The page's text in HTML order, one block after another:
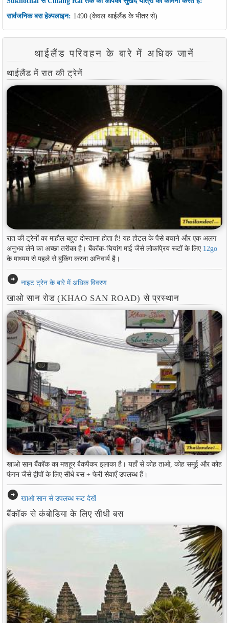
सार्वजनिक बस हेल्पलाइन: 1490 (केवल थाईलैंड के भीतर से)
थाईलैंड परिवहन के बारे में अधिक जानें
थाईलैंड में रात की ट्रेनें
रात की ट्रेनों का माहौल बहुत दोस्ताना होता है! यह होटल के पैसे बचाने और एक अलग
अनुभव लेने का अच्छा तरीका है। बैंकॉक-चियांग माई जैसे लोकप्रिय रूटों के लिए 12go
के माध्यम से पहले से बुकिंग करना अनिवार्य है।
arrow_circle_right नाइट ट्रेन के बारे में अधिक विवरण
खाओ सान रोड (KHAO SAN ROAD) से प्रस्थान
खाओ सान बैंकॉक का मशहूर बैकपैकर इलाका है। यहाँ से कोह ताओ, कोह समुई और कोह
फंगन जैसे द्वीपों के लिए सीधे बस + फेरी सेवाएँ उपलब्ध हैं।
arrow_circle_right खाओ सान से उपलब्ध रूट देखें
बैंकॉक से कंबोडिया के लिए सीधी बस